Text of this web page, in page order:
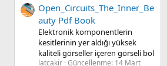
Open_Circuits_The_Inner_Be
auty Pdf Book
Elektronik komponentlerin
kesitlerinin yer aldığı yüksek
kaliteli görseller içeren görseli bol
latcakir Güncellenme: 14 Mart